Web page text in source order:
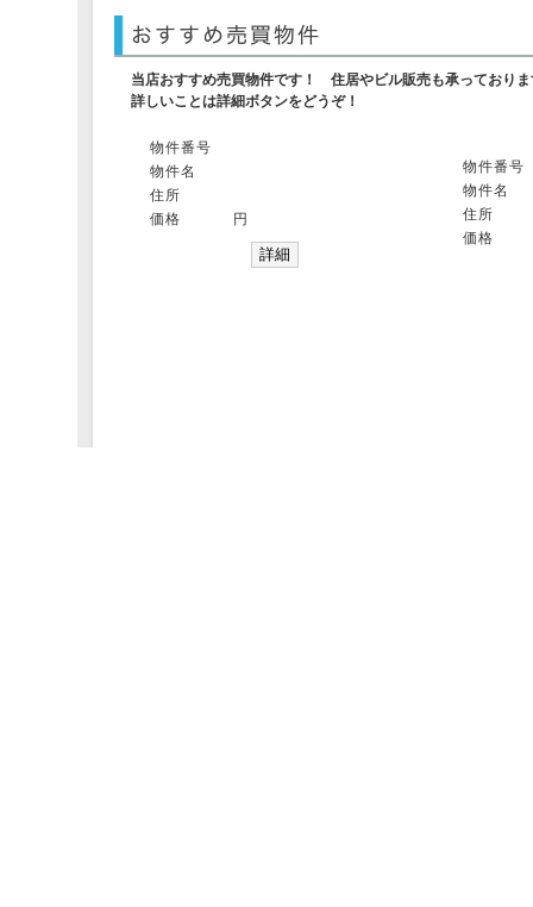
当店おすすめ売買物件です！ 住居やビル販売も承っておりま
詳しいことは詳細ボタンをどうぞ！
物件番号
物件名
住所
価格
円
物件番号
物件名
住所
価格